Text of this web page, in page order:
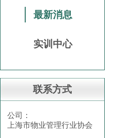
最新消息
实训中心
联系方式
公司：
上海市物业管理行业协会